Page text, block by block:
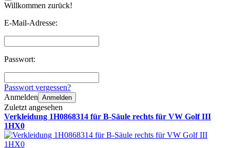
Willkommen zurück!
E-Mail-Adresse:
Passwort:
Passwort vergessen?
Anmelden Anmelden
Zuletzt angesehen
Verkleidung 1H0868314 für B-Säule rechts für VW Golf III
1HX0